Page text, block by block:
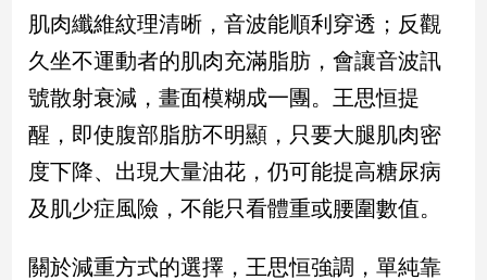
會/
地
方
新
冠
毒
專
區
肌肉纖維紋理清晰，音波能順利穿透；反觀
久坐不運動者的肌肉充滿脂肪，會讓音波訊
號散射衰減，畫面模糊成一團。王思恒提
醒，即使腹部脂肪不明顯，只要大腿肌肉密
度下降、出現大量油花，仍可能提高糖尿病
及肌少症風險，不能只看體重或腰圍數值。
關於減重方式的選擇，王思恒強調，單純靠